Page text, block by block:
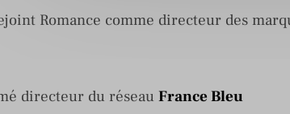
Romance comme directeur des
directeur du réseau France Bleu